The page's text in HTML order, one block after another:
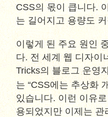
CSS의 몫이 큽니다.
는 길어지고 용량도
이렇게 된 주요 원인
다. 전 세계 웹 디자이
Tricks의 블로그 운영
는 “CSS에는 추상화
있습니다. 이런 이유
용되었지만 이제는 관